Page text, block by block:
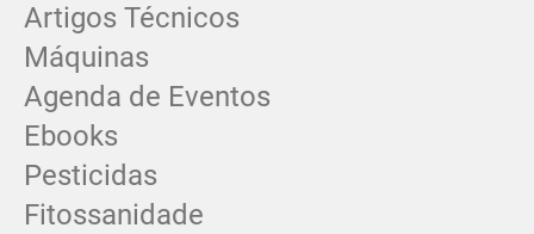
Artigos Técnicos
Máquinas
Agenda de Eventos
Ebooks
Pesticidas
Fitossanidade